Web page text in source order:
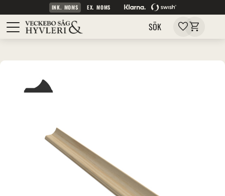
Meny
INK. MOMS EX. MOMS
SÖK Favoriter
Kundvagn